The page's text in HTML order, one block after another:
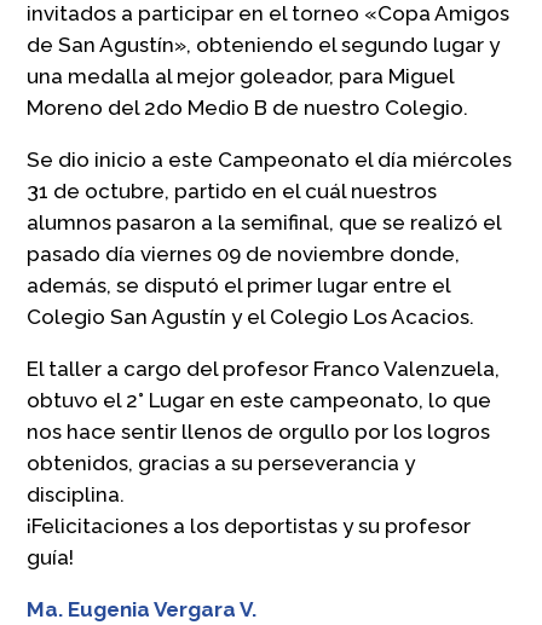
invitados a participar en el torneo «Copa Amigos
de San Agustín», obteniendo el segundo lugar y
una medalla al mejor goleador, para Miguel
Moreno del 2do Medio B de nuestro Colegio.
Se dio inicio a este Campeonato el día miércoles
31 de octubre, partido en el cuál nuestros
alumnos pasaron a la semifinal, que se realizó el
pasado día viernes 09 de noviembre donde,
además, se disputó el primer lugar entre el
Colegio San Agustín y el Colegio Los Acacios.
El taller a cargo del profesor Franco Valenzuela,
obtuvo el 2° Lugar en este campeonato, lo que
nos hace sentir llenos de orgullo por los logros
obtenidos, gracias a su perseverancia y
disciplina.
¡Felicitaciones a los deportistas y su profesor
guía!
Ma. Eugenia Vergara V.